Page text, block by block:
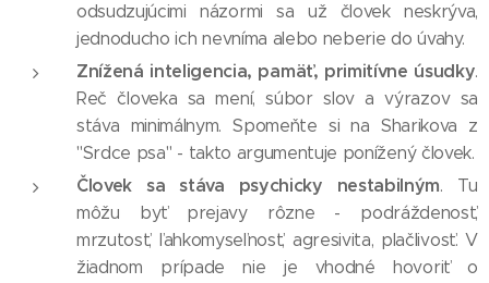
odsudzujúcimi názormi sa už človek neskrýva,
jednoducho ich nevníma alebo neberie do úvahy.
Znížená inteligencia, pamäť, primitívne úsudky.
Reč človeka sa mení, súbor slov a výrazov sa
stáva minimálnym. Spomeňte si na Sharikova z
"Srdce psa" - takto argumentuje ponížený človek.
Človek sa stáva psychicky nestabilným. Tu
môžu byť prejavy rôzne - podráždenosť,
mrzutosť, ľahkomyseľnosť, agresivita, plačlivosť. V
žiadnom prípade nie je vhodné hovoriť o